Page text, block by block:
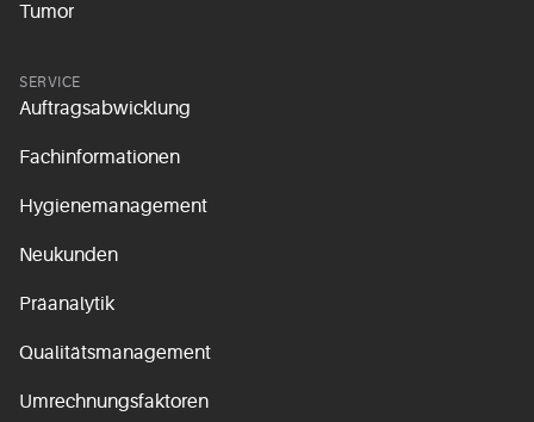
Tumor
SERVICE
Auftragsabwicklung
Fachinformationen
Hygienemanagement
Neukunden
Präanalytik
Qualitätsmanagement
Umrechnungsfaktoren